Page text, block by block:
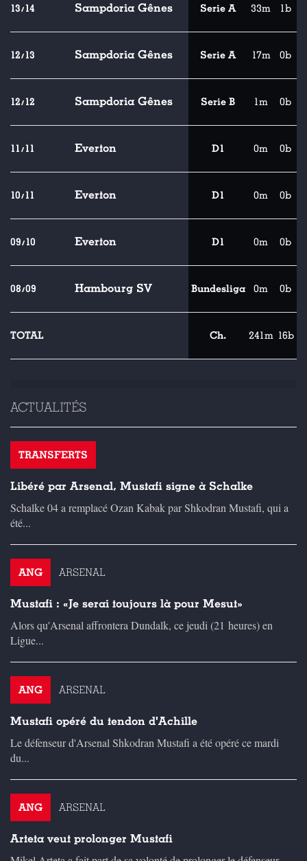
13/14 Sampdoria Gênes Serie A 33m 1b
12/13 Sampdoria Gênes Serie A 17m 0b
12/12 Sampdoria Gênes Serie B 1m 0b
11/11 Everton D1 0m 0b
10/11 Everton D1 0m 0b
09/10 Everton D1 0m 0b
08/09 Hambourg SV Bundesliga 0m 0b
TOTAL Ch. 241m 16b
ACTUALITÉS
TRANSFERTS
Libéré par Arsenal, Mustafi signe à Schalke
Schalke 04 a remplacé Ozan Kabak par Shkodran Mustafi, qui a
été...
ANG ARSENAL
Mustafi : «Je serai toujours là pour Mesut»
Alors qu'Arsenal affrontera Dundalk, ce jeudi (21 heures) en
Ligue...
ANG ARSENAL
Mustafi opéré du tendon d'Achille
Le défenseur d'Arsenal Shkodran Mustafi a été opéré ce mardi
du...
ANG ARSENAL
Arteta veut prolonger Mustafi